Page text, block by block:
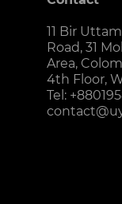
11 Bir
Road, 31
Area,
4th Floor,
Tel: